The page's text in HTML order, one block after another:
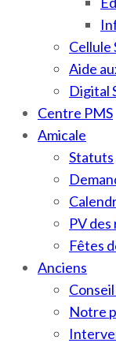
Cellule
Aide
Digital
Centre PMS
Amicale
Statuts
PV
Fêtes
Anciens
Notre